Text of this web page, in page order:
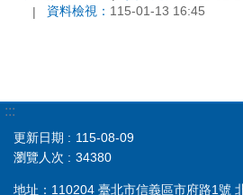
資料檢視： 115-01-13 16:45
:::
更新日期
115-08-09
瀏覽人次
34380
地址：110204 臺北市信義區市府路1號